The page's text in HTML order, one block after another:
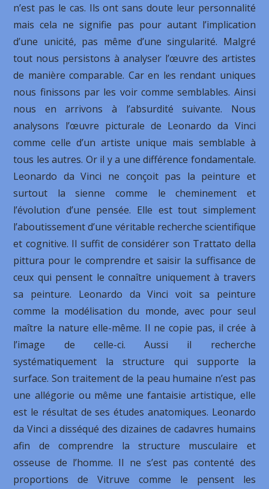
n’est pas le cas. Ils ont sans doute leur personnalité
mais cela ne signifie pas pour autant l’implication
d’une unicité, pas même d’une singularité. Malgré
tout nous persistons à analyser l’œuvre des artistes
de manière comparable. Car en les rendant uniques
nous finissons par les voir comme semblables. Ainsi
nous en arrivons à l’absurdité suivante. Nous
analysons l’œuvre picturale de Leonardo da Vinci
comme celle d’un artiste unique mais semblable à
tous les autres. Or il y a une différence fondamentale.
Leonardo da Vinci ne conçoit pas la peinture et
surtout la sienne comme le cheminement et
l’évolution d’une pensée. Elle est tout simplement
l’aboutissement d’une véritable recherche scientifique
et cognitive. Il suffit de considérer son Trattato della
pittura pour le comprendre et saisir la suffisance de
ceux qui pensent le connaître uniquement à travers
sa peinture. Leonardo da Vinci voit sa peinture
comme la modélisation du monde, avec pour seul
maître la nature elle-même. Il ne copie pas, il crée à
l’image de celle-ci. Aussi il recherche
systématiquement la structure qui supporte la
surface. Son traitement de la peau humaine n’est pas
une allégorie ou même une fantaisie artistique, elle
est le résultat de ses études anatomiques. Leonardo
da Vinci a disséqué des dizaines de cadavres humains
afin de comprendre la structure musculaire et
osseuse de l’homme. Il ne s’est pas contenté des
proportions de Vitruve comme le pensent les